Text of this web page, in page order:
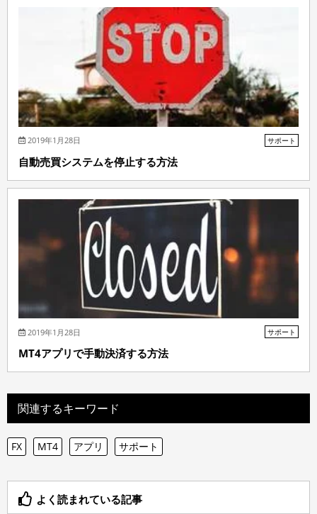
2019年1月28日 サポート
自動売買システムを停止する方法
2019年1月28日 サポート
MT4アプリで手動決済する方法
関連するキーワード
FX MT4 アプリ サポート
よく読まれている記事